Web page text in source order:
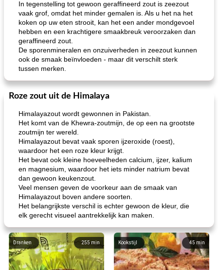
In tegenstelling tot gewoon geraffineerd zout is zeezout
vaak grof, omdat het minder gemalen is. Als u het na het
koken op uw eten strooit, kan het een ander mondgevoel
hebben en een krachtigere smaakbreuk veroorzaken dan
geraffineerd zout.
De sporenmineralen en onzuiverheden in zeezout kunnen
ook de smaak beïnvloeden - maar dit verschilt sterk
tussen merken.
Roze zout uit de Himalaya
Himalayazout wordt gewonnen in Pakistan.
Het komt van de Khewra-zoutmijn, de op een na grootste
zoutmijn ter wereld.
Himalayazout bevat vaak sporen ijzeroxide (roest),
waardoor het een roze kleur krijgt.
Het bevat ook kleine hoeveelheden calcium, ijzer, kalium
en magnesium, waardoor het iets minder natrium bevat
dan gewoon keukenzout.
Veel mensen geven de voorkeur aan de smaak van
Himalayazout boven andere soorten.
Het belangrijkste verschil is echter gewoon de kleur, die
elk gerecht visueel aantrekkelijk kan maken.
255min
Dranken 45 min
Kookstijl